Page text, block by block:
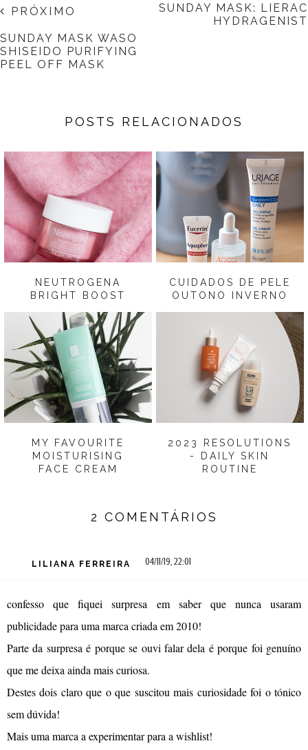
SUNDAY MASK: LIERAC
HYDRAGENIST
PRÓXIMO
SUNDAY MASK WASO
SHISEIDO PURIFYING
PEEL OFF MASK
POSTS RELACIONADOS
NEUTROGENA
BRIGHT BOOST
CUIDADOS DE PELE
OUTONO INVERNO
MY FAVOURITE
MOISTURISING
FACE CREAM
2023 RESOLUTIONS
- DAILY SKIN
ROUTINE
2 COMENTÁRIOS
LILIANA FERREIRA 04/11/19, 22:01
confesso que fiquei surpresa em saber que nunca usaram
publicidade para uma marca criada em 2010!
Parte da surpresa é porque se ouvi falar dela é porque foi genuíno
que me deixa ainda mais curiosa.
Destes dois claro que o que suscitou mais curiosidade foi o tónico
sem dúvida!
Mais uma marca a experimentar para a wishlist!